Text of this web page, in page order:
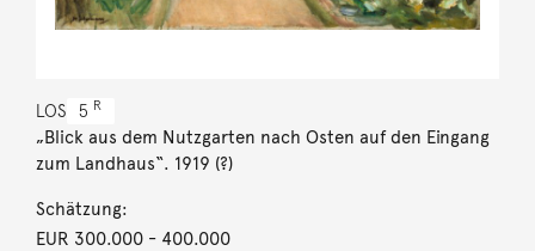
LOS 5 R
„Blick aus dem Nutzgarten nach Osten auf den Eingang
zum Landhaus“. 1919 (?)
Schätzung:
EUR 300.000- 400.000